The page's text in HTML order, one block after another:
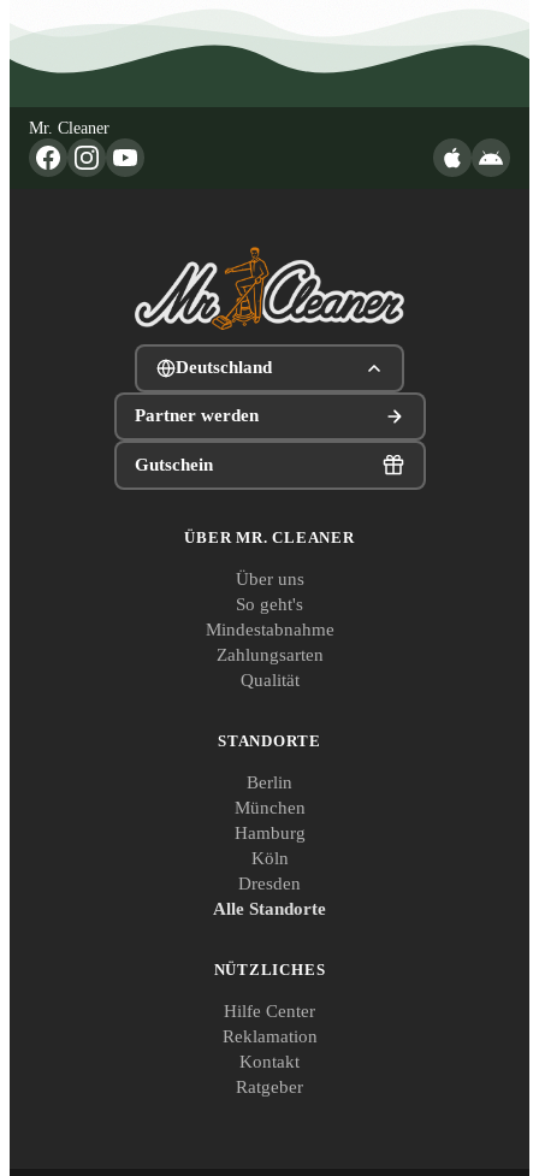
Mr. Cleaner
Deutschland
Partner werden
Gutschein
ÜBER MR. CLEANER
Über uns
So geht's
Mindestabnahme
Zahlungsarten
Qualität
STANDORTE
Berlin
München
Hamburg
Köln
Dresden
Alle Standorte
NÜTZLICHES
Hilfe Center
Reklamation
Kontakt
Ratgeber